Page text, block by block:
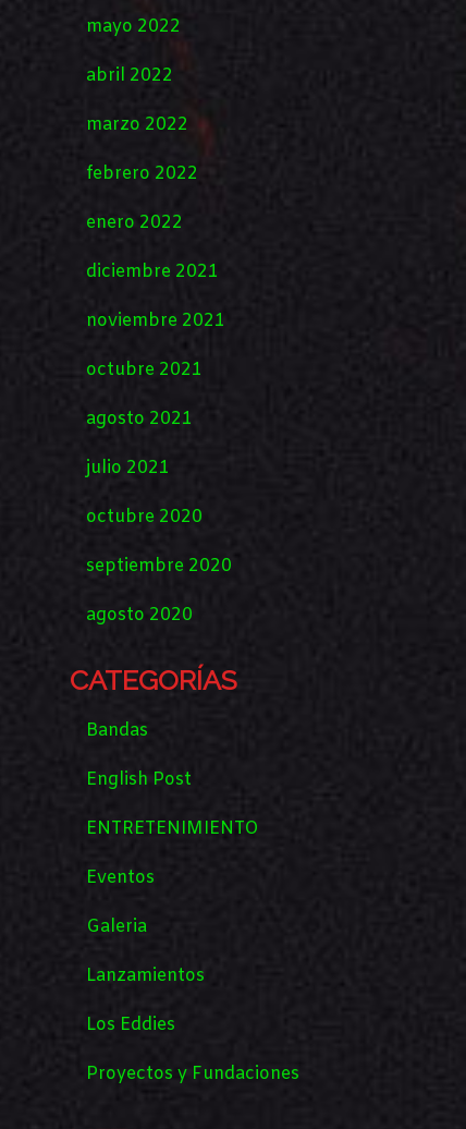
mayo 2022
abril 2022
marzo 2022
febrero 2022
enero 2022
diciembre 2021
noviembre 2021
octubre 2021
agosto 2021
julio 2021
octubre 2020
septiembre 2020
agosto 2020
CATEGORÍAS
Bandas
English Post
ENTRETENIMIENTO
Eventos
Galeria
Lanzamientos
Los Eddies
Proyectos y Fundaciones